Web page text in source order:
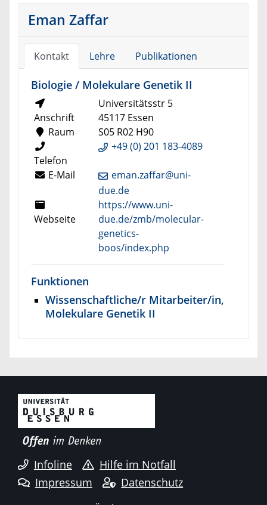
Eman Zaffar
Kontakt Lehre Publikationen
Biologie / Molekulare Genetik II
Anschrift
Universitätsstr 5
45117 Essen
Raum
S05 R02 H90
Telefon
+49 (0) 201 183-4089
E-Mail
eman.zaffar@uni-
due.de
Webseite
https://www.uni-
due.de/zmb/molecular-
genetics-
boos/index.php
Funktionen
Wissenschaftliche/r Mitarbeiter/in,
Molekulare Genetik II
Infoline
Hilfe im Notfall
Impressum
Datenschutz